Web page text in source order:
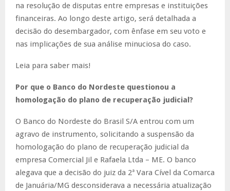
na resolução de disputas entre empresas e instituições
financeiras. Ao longo deste artigo, será detalhada a
decisão do desembargador, com ênfase em seu voto e
nas implicações de sua análise minuciosa do caso.
Leia para saber mais!
Por que o Banco do Nordeste questionou a
homologação do plano de recuperação judicial?
O Banco do Nordeste do Brasil S/A entrou com um
agravo de instrumento, solicitando a suspensão da
homologação do plano de recuperação judicial da
empresa Comercial Jil e Rafaela Ltda – ME. O banco
alegava que a decisão do juiz da 2ª Vara Cível da Comarca
de Januária/MG desconsiderava a necessária atualização